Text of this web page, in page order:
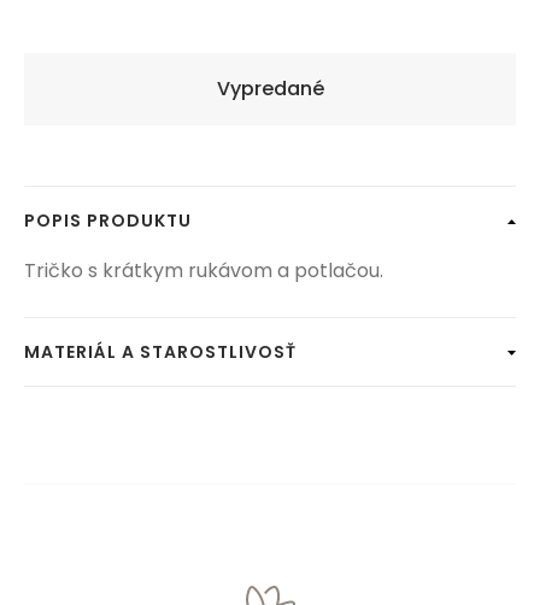
Vypredané
POPIS PRODUKTU
Tričko s krátkym rukávom a potlačou.
MATERIÁL A STAROSTLIVOSŤ